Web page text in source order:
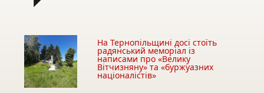
На Тернопільщині досі стоїть
радянський меморіал із
написами про «Велику
Вітчизняну» та «буржуазних
націоналістів»